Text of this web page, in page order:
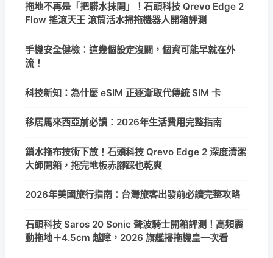
拖地不再是「把髒水抹開」！石頭科技 Qrevo Edge 2
Flow 搖滾天王 滾筒活水掃拖機器人開箱評測
手機安全健檢：這幾個設定沒關，個資可能早就在外
流！
科技新知：為什麼 eSIM 正逐漸取代傳統 SIM 卡
移居馬來西亞前必讀：2026年生活費用完整指南
鎖水拖布技術下放！石頭科技 Qrevo Edge 2 深度清潔
大師開箱，拖完地板赤腳踩也乾爽
2026年美國旅行指南：台灣旅客出發前必讀完整攻略
石頭科技 Saros 20 Sonic 聲波騎士開箱評測！高頻震
動拖地＋4.5cm 越障，2026 旗艦掃拖機皇一次看